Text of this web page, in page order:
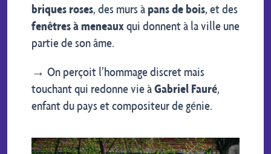
briques roses, des murs à pans de bois, et des
fenêtres à meneaux qui donnent à la ville une
partie de son âme.
→ On perçoit l’hommage discret mais
touchant qui redonne vie à Gabriel Fauré,
enfant du pays et compositeur de génie.